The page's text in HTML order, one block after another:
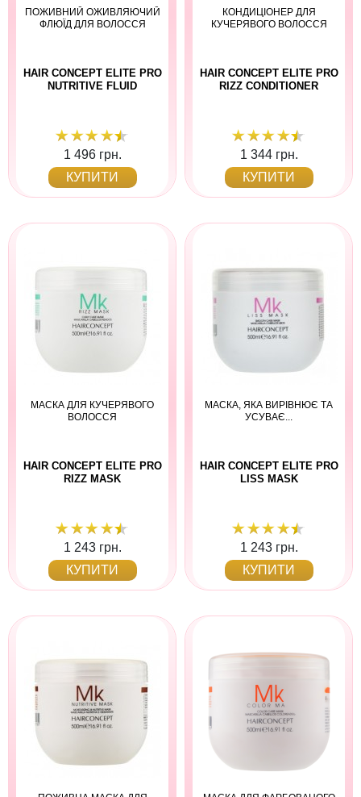
ПОЖИВНИЙ ОЖИВЛЯЮЧИЙ
ФЛЮЇД ДЛЯ ВОЛОССЯ
HAIR CONCEPT ELITE PRO
NUTRITIVE FLUID
1 496 грн.
КУПИТИ
КОНДИЦІОНЕР ДЛЯ
КУЧЕРЯВОГО ВОЛОССЯ
HAIR CONCEPT ELITE PRO
RIZZ CONDITIONER
1 344 грн.
КУПИТИ
МАСКА ДЛЯ КУЧЕРЯВОГО
ВОЛОССЯ
HAIR CONCEPT ELITE PRO
RIZZ MASK
1 243 грн.
КУПИТИ
МАСКА, ЯКА ВИРІВНЮЄ ТА
УСУВАЄ...
HAIR CONCEPT ELITE PRO
LISS MASK
1 243 грн.
КУПИТИ